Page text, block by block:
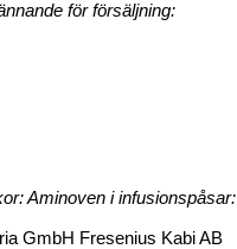
för försäljning:
Aminoven i infusionspåsar:
GmbH Fresenius Kabi AB